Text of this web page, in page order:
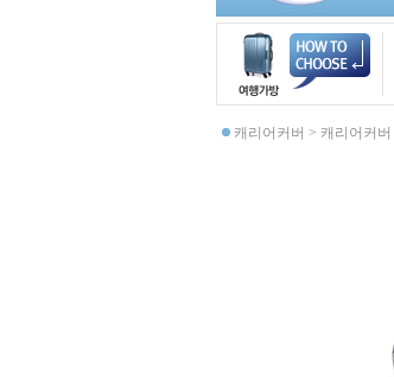
캐리어커버 > 캐리어커버